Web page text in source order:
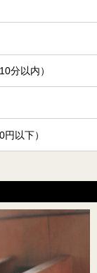
分以内）
以下）